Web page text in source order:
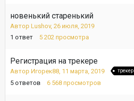
новенький старенький
Автор Lushov, 26 июля, 2019
1 ответ 5 202 просмотра
Регистрация на трекере
Автор Игорек88, 11 марта, 2019 трекер
5 ответов 6 568 просмотров